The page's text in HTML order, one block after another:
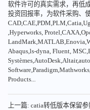
软件许可的真实需求，再低
投资回报率，为软件采购、
,Hyperworks,
Abaqus,ls-dyna, Fluent,
Products...
上一篇: catia转低版本保留参